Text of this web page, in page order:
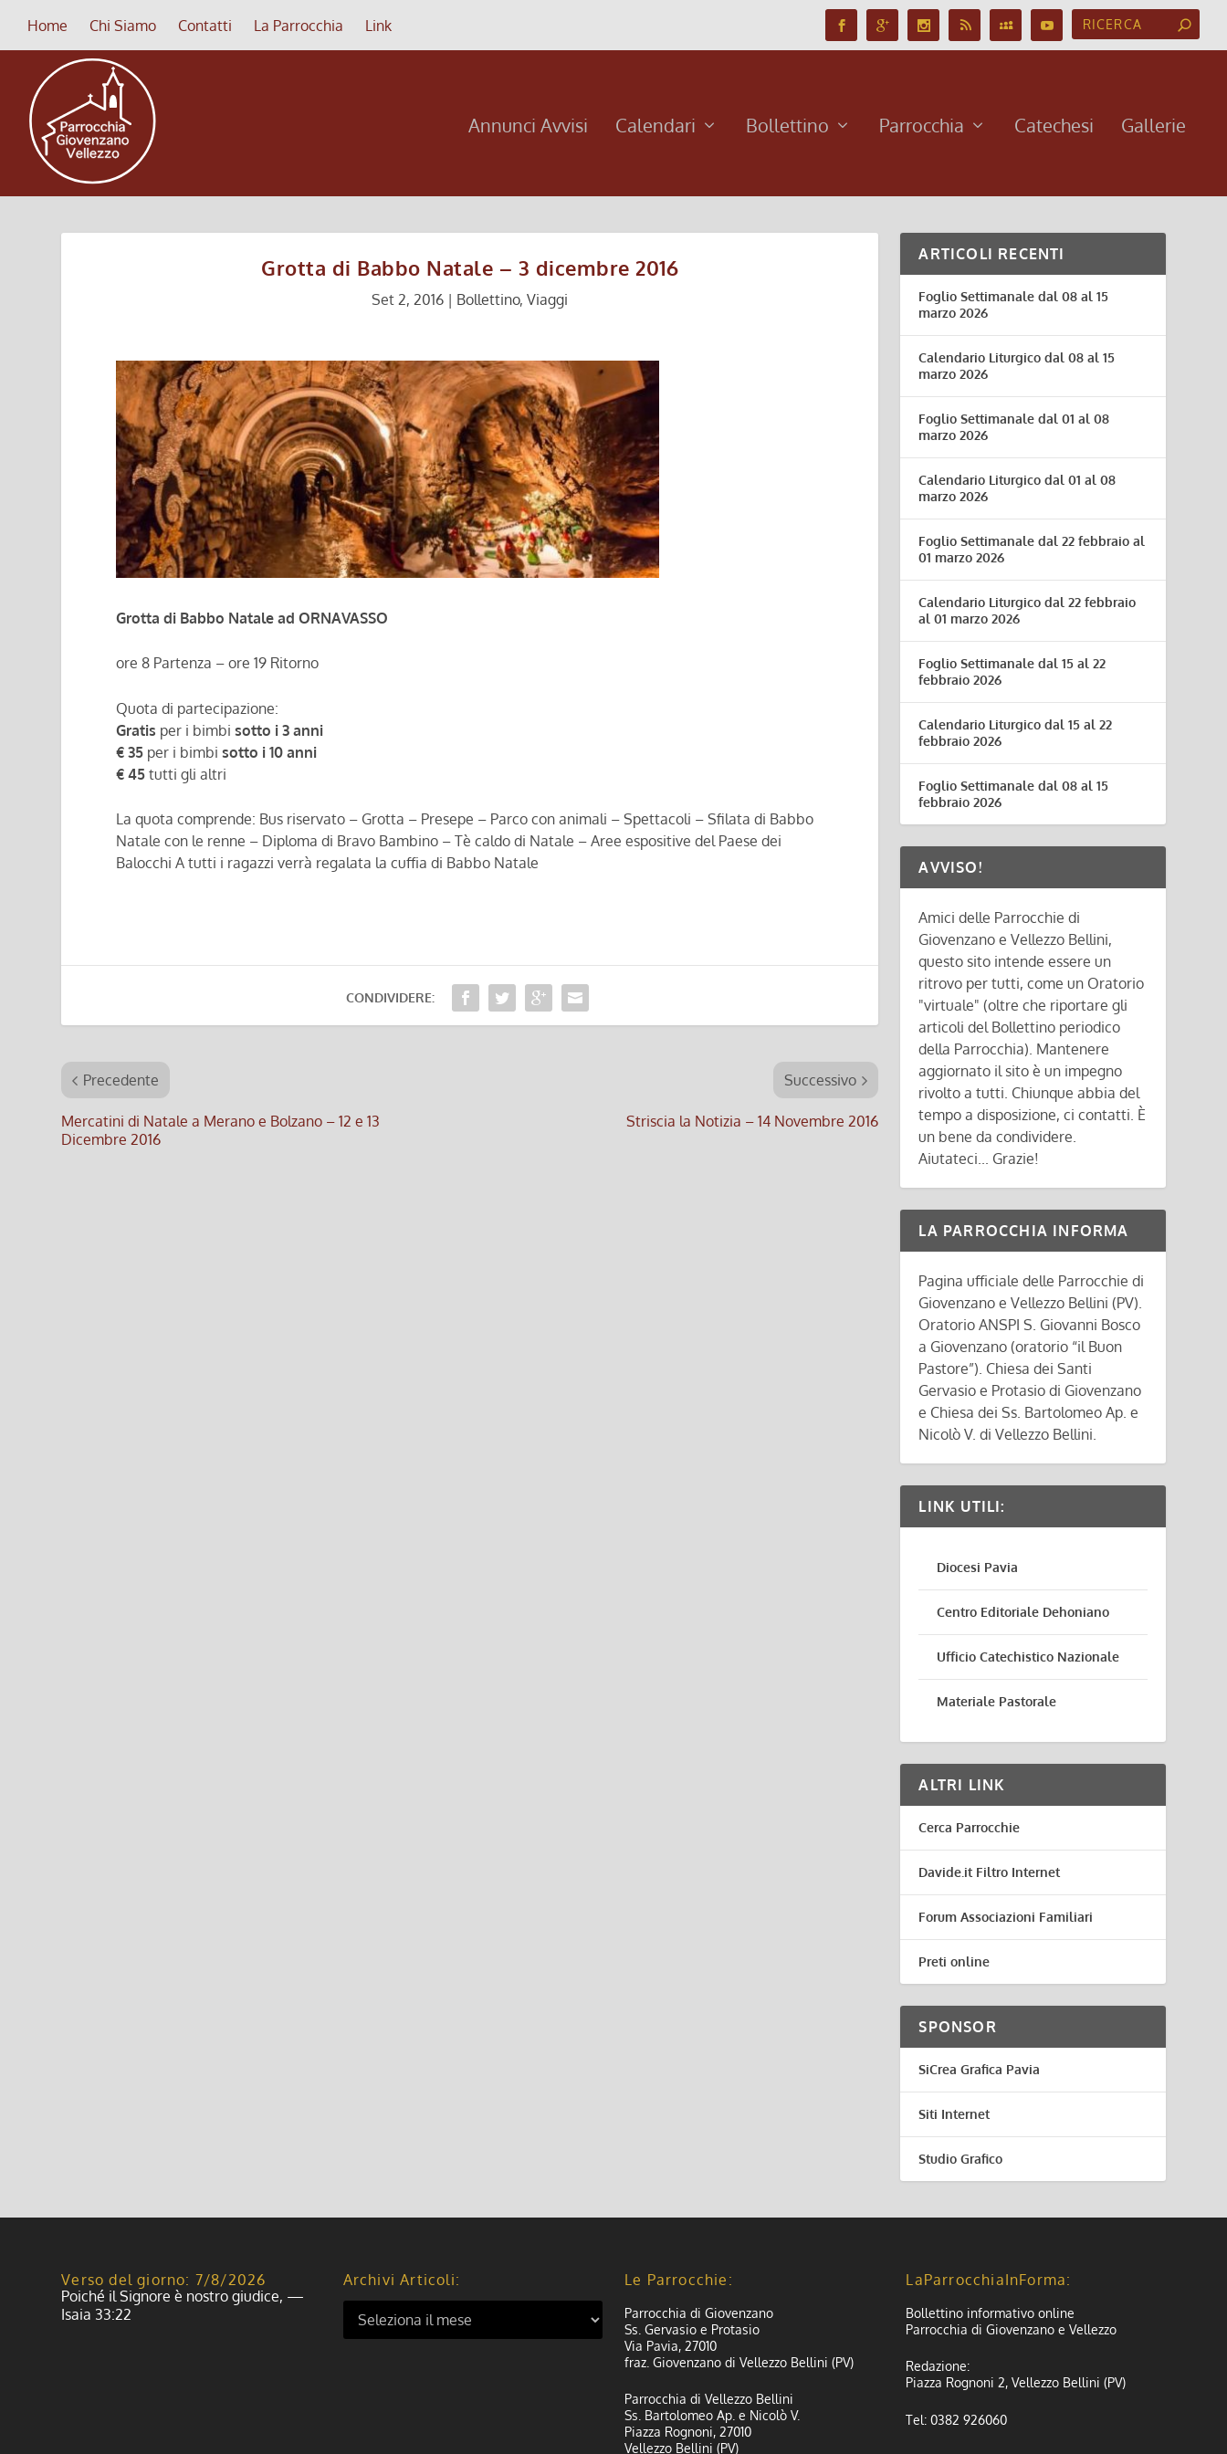
Home Chi Siamo Contatti La Parrocchia Link
Annunci Avvisi Calendari Bollettino Parrocchia Catechesi Gallerie
Grotta di Babbo Natale – 3 dicembre 2016
Set 2, 2016 | Bollettino,Viaggi
Grotta di Babbo Natale ad ORNAVASSO
ore 8 Partenza – ore 19 Ritorno
Quota di partecipazione:
Gratis per i bimbisotto i 3 anni
€ 35 per i bimbisotto i 10 anni
€ 45 tutti gli altri
La quota comprende: Bus riservato – Grotta – Presepe – Parco con animali – Spettacoli – Sfilata di Babbo
Natale con le renne – Diploma di Bravo Bambino – Tè caldo di Natale – Aree espositive del Paese dei
Balocchi A tutti i ragazzi verrà regalata la cuffia di Babbo Natale
CONDIVIDERE:
Precedente
Mercatini di Natale a Merano e Bolzano – 12 e 13
Dicembre 2016
Successivo
Striscia la Notizia – 14 Novembre 2016
ARTICOLI RECENTI
Foglio Settimanale dal 08 al 15
marzo 2026
Calendario Liturgico dal 08 al 15
marzo 2026
Foglio Settimanale dal 01 al 08
marzo 2026
Calendario Liturgico dal 01 al 08
marzo 2026
Foglio Settimanale dal 22 febbraio al
01 marzo 2026
Calendario Liturgico dal 22 febbraio
al 01 marzo 2026
Foglio Settimanale dal 15 al 22
febbraio 2026
Calendario Liturgico dal 15 al 22
febbraio 2026
Foglio Settimanale dal 08 al 15
febbraio 2026
AVVISO!
Amici delle Parrocchie di
Giovenzano e Vellezzo Bellini,
questo sito intende essere un
ritrovo per tutti, come un Oratorio
"virtuale" (oltre che riportare gli
articoli del Bollettino periodico
della Parrocchia). Mantenere
aggiornato il sito è un impegno
rivolto a tutti. Chiunque abbia del
tempo a disposizione, ci contatti. È
un bene da condividere.
Aiutateci... Grazie!
LA PARROCCHIA INFORMA
Pagina ufficiale delle Parrocchie di
Giovenzano e Vellezzo Bellini (PV).
Oratorio ANSPI S. Giovanni Bosco
a Giovenzano (oratorio “il Buon
Pastore”). Chiesa dei Santi
Gervasio e Protasio di Giovenzano
e Chiesa dei Ss. Bartolomeo Ap. e
Nicolò V. di Vellezzo Bellini.
LINK UTILI:
Diocesi Pavia
Centro Editoriale Dehoniano
Ufficio Catechistico Nazionale
Materiale Pastorale
ALTRI LINK
Cerca Parrocchie
Davide.it Filtro Internet
Forum Associazioni Familiari
Preti online
SPONSOR
SiCrea Grafica Pavia
Siti Internet
Studio Grafico
Verso del giorno: 7/8/2026
Poiché il Signore è nostro giudice, —
Isaia 33:22
Archivi Articoli: Le Parrocchie:
Parrocchia di Giovenzano
Ss. Gervasio e Protasio
Via Pavia, 27010
fraz. Giovenzano di Vellezzo Bellini (PV)
Parrocchia di Vellezzo Bellini
Ss. Bartolomeo Ap. e Nicolò V.
Piazza Rognoni, 27010
Vellezzo Bellini (PV)
LaParrocchiaInForma:
Bollettino informativo online
Parrocchia di Giovenzano e Vellezzo
Redazione:
Piazza Rognoni 2, Vellezzo Bellini (PV)
Tel: 0382 926060